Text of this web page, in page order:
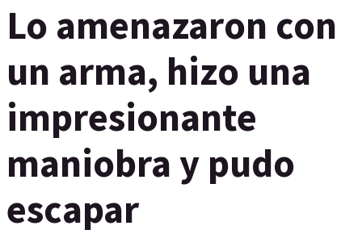
Lo amenazaron con
un arma, hizo una
impresionante
maniobra y pudo
escapar